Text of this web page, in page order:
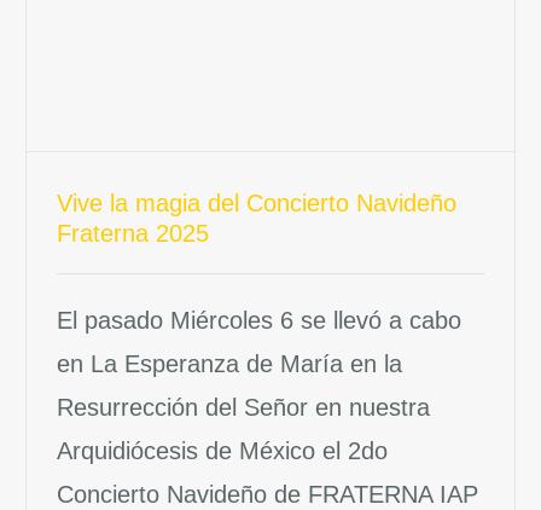
Vive la magia del Concierto Navideño
Fraterna 2025
El pasado Miércoles 6 se llevó a cabo
en La Esperanza de María en la
Resurrección del Señor en nuestra
Arquidiócesis de México el 2do
Concierto Navideño de FRATERNA IAP